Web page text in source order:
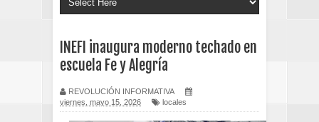
INEFI inaugura moderno techado en
escuela Fe y Alegría
REVOLUCIÓN INFORMATIVA
viernes, mayo 15, 2026
locales